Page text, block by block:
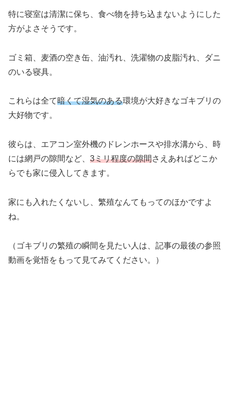
特に寝室は清潔に保ち、食べ物を持ち込まないようにした
方がよさそうです。
ゴミ箱、麦酒の空き缶、油汚れ、洗濯物の皮脂汚れ、ダニ
のいる寝具。
これらは全て暗くて湿気のある環境が大好きなゴキブリの
大好物です。
彼らは、エアコン室外機のドレンホースや排水溝から、時
には網戸の隙間など、 3ミリ程度の隙間さえあればどこか
らでも家に侵入してきます。
家にも入れたくないし、繁殖なんてもってのほかですよ
ね。
（ゴキブリの繁殖の瞬間を見たい人は、記事の最後の参照
動画を覚悟をもって見てみてください。）